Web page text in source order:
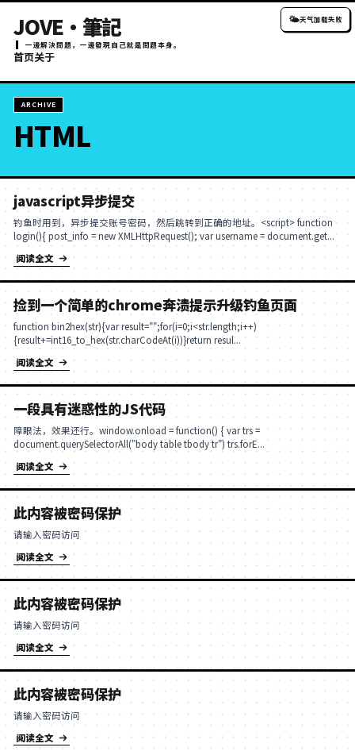
JOVE・筆記
一邊解決問題，一邊發現自己就是問題本身。
首页关于
ARCHIVE
HTML
javascript异步提交
钓鱼时用到，异步提交账号密码，然后跳转到正确的地
login(){ post_info = new XMLHttpRequest(); var
阅读全文
捡到一个简单的chrome奔溃提示升级
function bin2hex(str){var
{result+=int16_to_hex(str.charCodeAt(i))}return resul...
阅读全文
一段具有迷惑性的JS代码
障眼法，效果还行。window.onload = function() { var trs =
document.querySelectorAll("body
阅读全文
此内容被密码保护
请输入密码访问